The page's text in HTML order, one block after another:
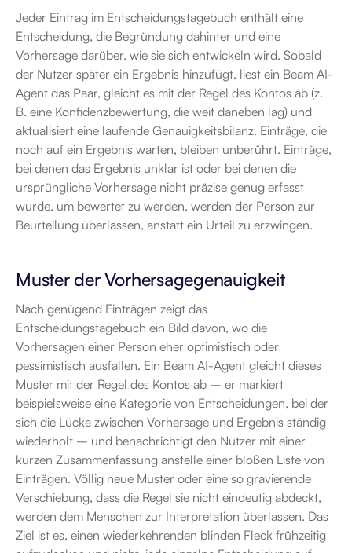
Jeder Eintrag im Entscheidungstagebuch enthält eine
Entscheidung, die Begründung dahinter und eine
Vorhersage darüber, wie sie sich entwickeln wird. Sobald
der Nutzer später ein Ergebnis hinzufügt, liest ein Beam AI-
Agent das Paar, gleicht es mit der Regel des Kontos ab (z.
B. eine Konfidenzbewertung, die weit daneben lag) und
aktualisiert eine laufende Genauigkeitsbilanz. Einträge, die
noch auf ein Ergebnis warten, bleiben unberührt. Einträge,
bei denen das Ergebnis unklar ist oder bei denen die
ursprüngliche Vorhersage nicht präzise genug erfasst
wurde, um bewertet zu werden, werden der Person zur
Beurteilung überlassen, anstatt ein Urteil zu erzwingen.
Muster der Vorhersagegenauigkeit
Nach genügend Einträgen zeigt das
Entscheidungstagebuch ein Bild davon, wo die
Vorhersagen einer Person eher optimistisch oder
pessimistisch ausfallen. Ein Beam AI-Agent gleicht dieses
Muster mit der Regel des Kontos ab – er markiert
beispielsweise eine Kategorie von Entscheidungen, bei der
sich die Lücke zwischen Vorhersage und Ergebnis ständig
wiederholt – und benachrichtigt den Nutzer mit einer
kurzen Zusammenfassung anstelle einer bloßen Liste von
Einträgen. Völlig neue Muster oder eine so gravierende
Verschiebung, dass die Regel sie nicht eindeutig abdeckt,
werden dem Menschen zur Interpretation überlassen. Das
Ziel ist es, einen wiederkehrenden blinden Fleck frühzeitig